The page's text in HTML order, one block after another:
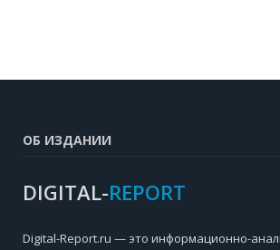
ОБ ИЗДАНИИ
DIGITAL-REPORT
Digital-Report.ru — это информационно-